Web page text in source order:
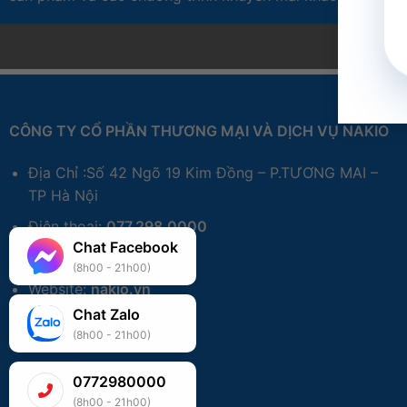
CÔNG TY CỔ PHẦN THƯƠNG MẠI VÀ DỊCH VỤ NAKIO
Địa Chỉ :Số 42 Ngõ 19 Kim Đồng – P.TƯƠNG MAI –
TP Hà Nội
Điện thoại:077.298.0000
Zalo: 077.298.0000
Website:nakio.vn
Chat Facebook
(8h00 - 21h00)
Chat Zalo
(8h00 - 21h00)
0772980000
(8h00 - 21h00)